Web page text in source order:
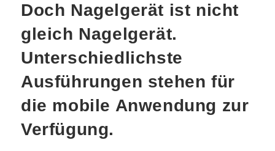
Doch Nagelgerät ist nicht
gleich Nagelgerät.
Unterschiedlichste
Ausführungen stehen für
die mobile Anwendung zur
Verfügung.